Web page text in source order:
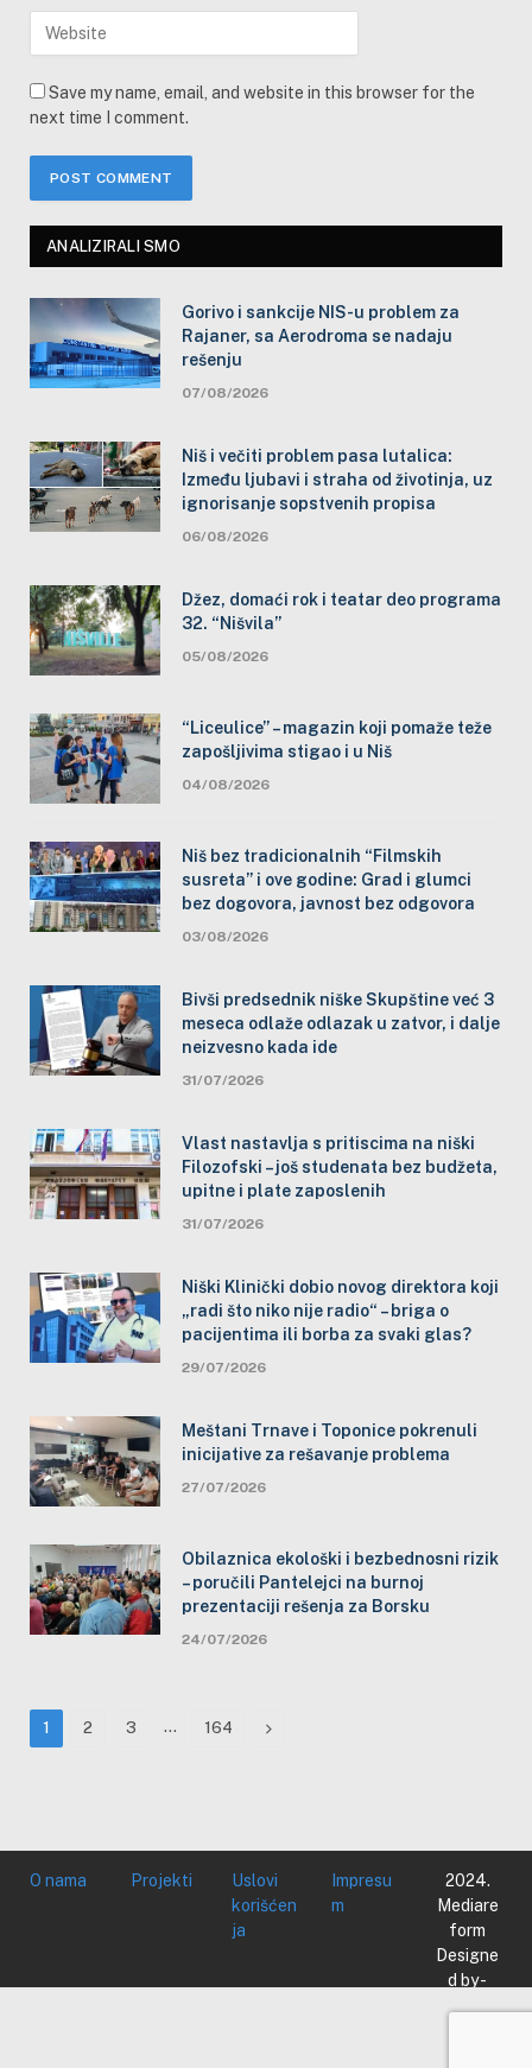
Save my name, email, and website in this browser for the
next time I comment.
ANALIZIRALI SMO
Gorivo i sankcije NIS-u problem za
Rajaner, sa Aerodroma se nadaju
rešenju
07/08/2026
Niš i večiti problem pasa lutalica:
Između ljubavi i straha od životinja, uz
ignorisanje sopstvenih propisa
06/08/2026
Džez, domaći rok i teatar deo programa
32. “Nišvila”
05/08/2026
“Liceulice” – magazin koji pomaže teže
zapošljivima stigao i u Niš
04/08/2026
Niš bez tradicionalnih “Filmskih
susreta” i ove godine: Grad i glumci
bez dogovora, javnost bez odgovora
03/08/2026
Bivši predsednik niške Skupštine već 3
meseca odlaže odlazak u zatvor, i dalje
neizvesno kada ide
31/07/2026
Vlast nastavlja s pritiscima na niški
Filozofski – još studenata bez budžeta,
upitne i plate zaposlenih
31/07/2026
Niški Klinički dobio novog direktora koji
„radi što niko nije radio“ – briga o
pacijentima ili borba za svaki glas?
29/07/2026
Meštani Trnave i Toponice pokrenuli
inicijative za rešavanje problema
27/07/2026
Obilaznica ekološki i bezbednosni rizik
– poručili Pantelejci na burnoj
prezentaciji rešenja za Borsku
24/07/2026
1 2 3 … 164 Next
O nama Projekti
Uslovi
korišćen
ja
Impresu
m
2024.
Mediare
form
Designe
d by -